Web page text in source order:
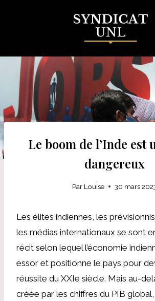
Le boom de l’Inde est
dangereux
Par Louise 30 mars
Les élites indiennes, les
les médias internationaux se sont
récit selon lequel l’économie
essor et positionne le pays pour
réussite du XXIe siècle. Mais au-
créée par les chiffres du PIB